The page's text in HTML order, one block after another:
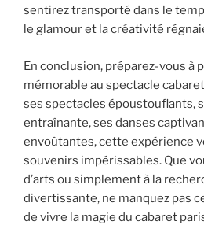
sentirez transporté dans le
le glamour et la créativité
En conclusion, préparez-vous à
mémorable au spectacle
ses spectacles époustouflants,
entraînante, ses danses
envoûtantes, cette expérience
souvenirs impérissables. Que
d’arts ou simplement à la
divertissante, ne manquez pas
de vivre la magie du cabaret